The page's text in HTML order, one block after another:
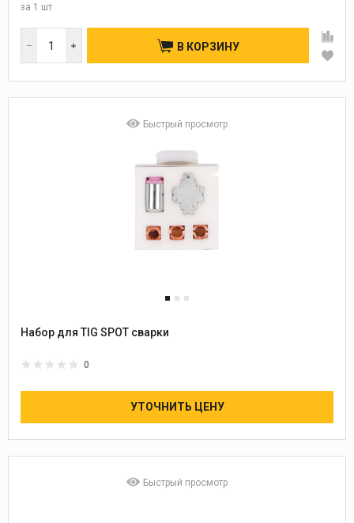
за 1 шт
В КОРЗИНУ
Быстрый просмотр
Набор для TIG SPOT сварки
0
УТОЧНИТЬ ЦЕНУ
Быстрый просмотр